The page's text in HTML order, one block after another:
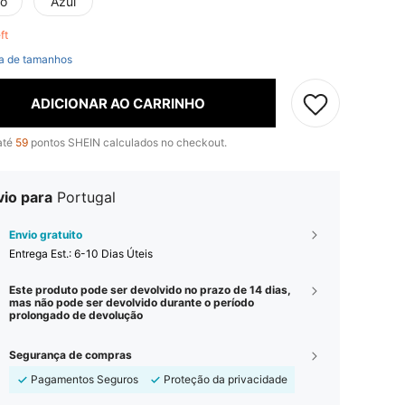
de tamanhos
ADICIONAR AO CARRINHO
59 pontos SHEIN calculados no checkout.
para Portugal
Envio gratuito
Entrega Est.: 6-10 Dias Úteis
Este produto pode ser devolvido no prazo de 14 dias,
mas não pode ser devolvido durante o período
prolongado de devolução
Segurança de compras
Pagamentos Seguros
Proteção da privacidade